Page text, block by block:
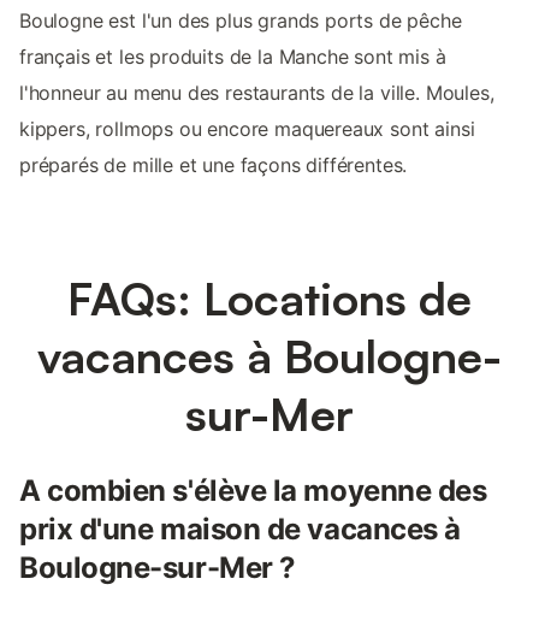
Boulogne est l'un des plus grands ports de pêche
français et les produits de la Manche sont mis à
l'honneur au menu des restaurants de la ville. Moules,
kippers, rollmops ou encore maquereaux sont ainsi
préparés de mille et une façons différentes.
FAQs: Locations de
vacances à Boulogne-
sur-Mer
A combien s'élève la moyenne des
prix d'une maison de vacances à
Boulogne-sur-Mer ?